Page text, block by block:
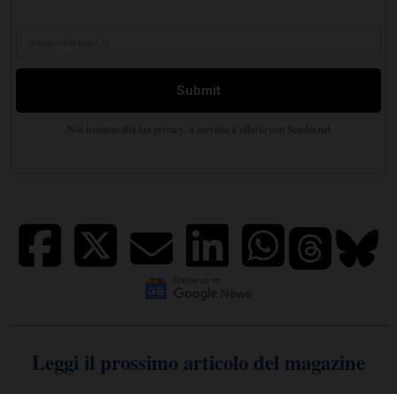
Leggi il prossimo articolo del magazine